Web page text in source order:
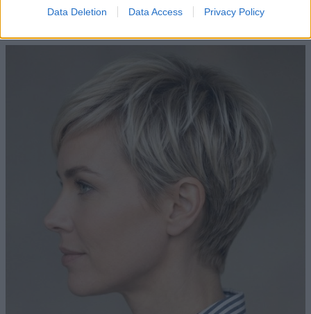
Data Deletion Data Access Privacy Policy